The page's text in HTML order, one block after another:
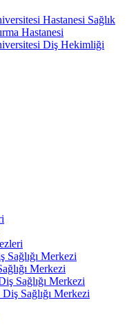
Hastanesi Sağlık
Hastanesi
Diş Hekimliği
Sağlığı Merkezi
Merkezi
Sağlığı Merkezi
Sağlığı Merkezi